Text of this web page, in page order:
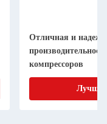
Отличная и
компрессоров